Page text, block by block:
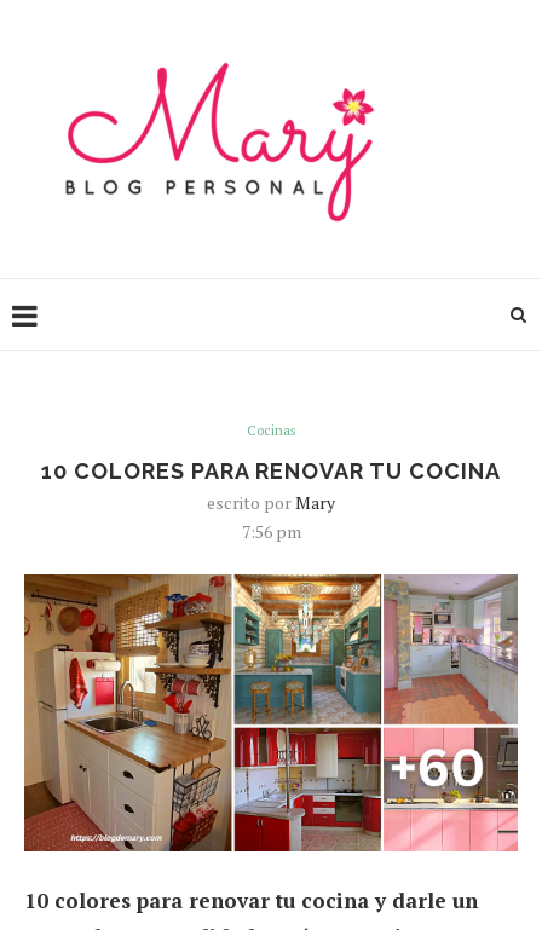
Cocinas
10 COLORES PARA RENOVAR TU COCINA
escrito porMary
7:56 pm
10 colores para renovar tu cocina y darle un